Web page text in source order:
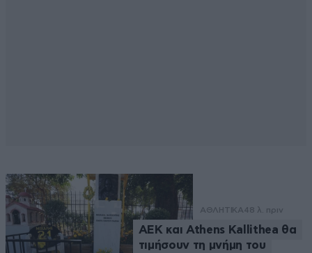
ΑΘΛΗΤΙΚΑ48 λ. πριν
ΑΕΚ και Athens Kallithea θα
τιμήσουν τη μνήμη του